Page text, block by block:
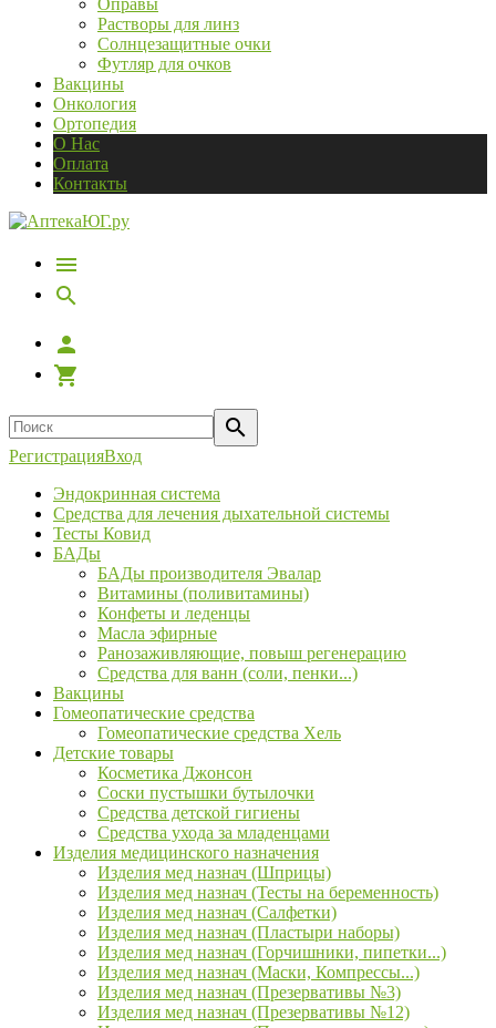
Оправы
Растворы для линз
Солнцезащитные очки
Футляр для очков
Вакцины
Онкология
Ортопедия
О Нас
Оплата
Контакты
РегистрацияВход
Эндокринная система
Средства для лечения дыхательной системы
Тесты Ковид
БАДы
БАДы производителя Эвалар
Витамины (поливитамины)
Конфеты и леденцы
Масла эфирные
Ранозаживляющие, повыш регенерацию
Средства для ванн (соли, пенки...)
Вакцины
Гомеопатические средства
Гомеопатические средства Хель
Детские товары
Косметика Джонсон
Соски пустышки бутылочки
Средства детской гигиены
Средства ухода за младенцами
Изделия медицинского назначения
Изделия мед назнач (Шприцы)
Изделия мед назнач (Тесты на беременность)
Изделия мед назнач (Салфетки)
Изделия мед назнач (Пластыри наборы)
Изделия мед назнач (Горчишники, пипетки...)
Изделия мед назнач (Маски, Компрессы...)
Изделия мед назнач (Презервативы №3)
Изделия мед назнач (Презервативы №12)